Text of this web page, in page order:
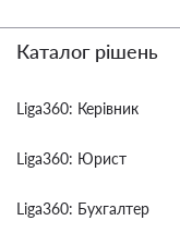
Каталог рішень
Liga360: Керівник
Liga360: Юрист
Liga360: Бухгалтер